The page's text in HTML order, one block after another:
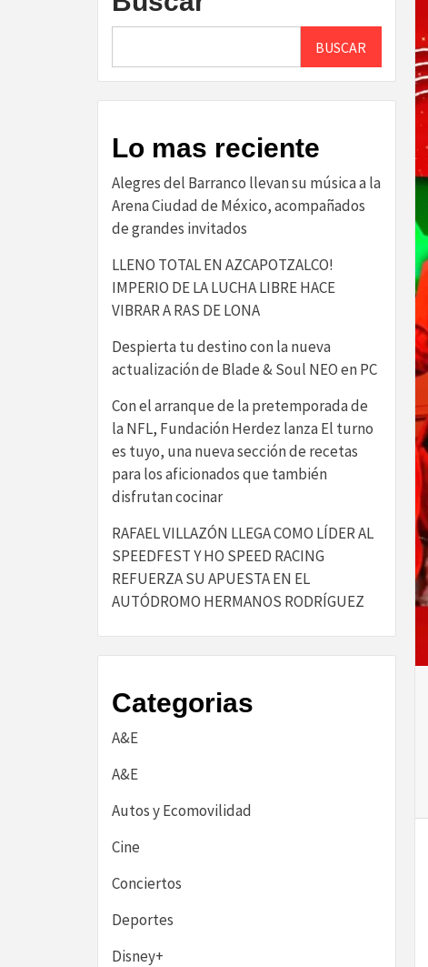
BUSCAR
Lo mas reciente
Alegres del Barranco llevan su música a la
Arena Ciudad de México, acompañados
de grandes invitados
LLENO TOTAL EN AZCAPOTZALCO!
IMPERIO DE LA LUCHA LIBRE HACE
VIBRAR A RAS DE LONA
Despierta tu destino con la nueva
actualización de Blade & Soul NEO en PC
Con el arranque de la pretemporada de
la NFL, Fundación Herdez lanza El turno
es tuyo, una nueva sección de recetas
para los aficionados que también
disfrutan cocinar
RAFAEL VILLAZÓN LLEGA COMO LÍDER AL
SPEEDFEST Y HO SPEED RACING
REFUERZA SU APUESTA EN EL
AUTÓDROMO HERMANOS RODRÍGUEZ
Categorias
A&E
A&E
Autos y Ecomovilidad
Cine
Conciertos
Deportes
Disney+